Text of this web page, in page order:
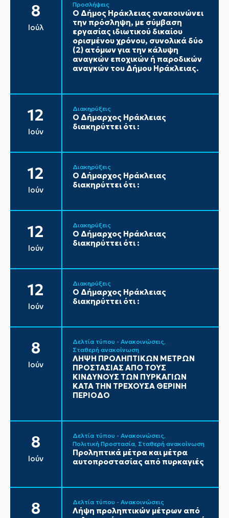
8
Ιούλ
Προσλήψεις
Ο Δήμος Ηράκλειας ανακοινώνει
την πρόσληψη, με σύμβαση
εργασίας ιδιωτικού δικαίου
ορισμένου χρόνου, συνολικά δύο
(2) ατόμων για την κάλυψη
αναγκών εποχικών ή παροδικών
αναγκών του Δήμου Ηράκλειας.
12
Ιούν
Διακηρύξεις
Ο Δήμαρχος Ηράκλειας
διακηρύττει ότι :
12
Ιούν
Διακηρύξεις
Ο Δήμαρχος Ηράκλειας
διακηρύττει ότι :
12
Ιούν
Διακηρύξεις
Ο Δήμαρχος Ηράκλειας
διακηρύττει ότι :
12
Ιούν
Διακηρύξεις
Ο Δήμαρχος Ηράκλειας
διακηρύττει ότι :
8
Ιούν
Δελτία τύπου - Ανακοινώσεις
Σταθερή ανακοίνωση
ΛΗΨΗ ΠΡΟΛΗΠΤΙΚΩΝ ΜΕΤΡΩΝ
ΠΡΟΣΤΑΣΙΑΣ ΑΠΟ ΤΟΥΣ
ΚΙΝΔΥΝΟΥΣ ΤΩΝ ΠΥΡΚΑΓΙΩΝ
ΚΑΤΑ ΤΗΝ ΤΡΕΧΟΥΣΑ ΘΕΡΙΝΗ
ΠΕΡΙΟΔΟ
8
Ιούν
Δελτία τύπου - Ανακοινώσεις
Πολιτική Προστασία Σταθερή ανακοίνωση
Προληπτικά μέτρα και μέτρα
αυτοπροστασίας από πυρκαγιές
8 Δελτία τύπου - Ανακοινώσεις
Λήψη προληπτικών μέτρων από